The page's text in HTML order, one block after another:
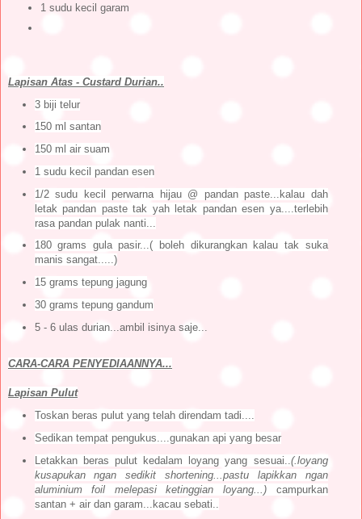
1 sudu kecil garam
Lapisan Atas - Custard Durian..
3 biji telur
150 ml santan
150 ml air suam
1 sudu kecil pandan esen
1/2 sudu kecil perwarna hijau @ pandan paste...kalau dah
letak pandan paste tak yah letak pandan esen ya....terlebih
rasa pandan pulak nanti...
180 grams gula pasir...( boleh dikurangkan kalau tak suka
manis sangat.....)
15 grams tepung jagung
30 grams tepung gandum
5 - 6 ulas durian...ambil isinya saje...
CARA-CARA PENYEDIAANNYA...
Lapisan Pulut
Toskan beras pulut yang telah direndam tadi....
Sedikan tempat pengukus....gunakan api yang besar
Letakkan beras pulut kedalam loyang yang sesuai.. (.loyang
kusapukan ngan sedikit shortening...pastu lapikkan ngan
aluminium foil melepasi ketinggian loyang...) campurkan
santan + air dan garam...kacau sebati..